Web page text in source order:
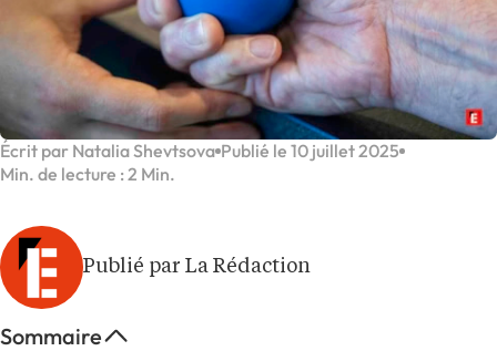
Écrit par Natalia Shevtsova Publié le 10 juillet 2025
Min. de lecture : 2 Min.
Publié par La Rédaction
Sommaire